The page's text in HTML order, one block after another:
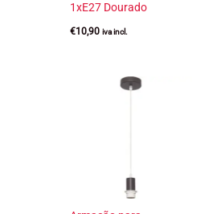
1xE27 Dourado
€10,90 iva incl.